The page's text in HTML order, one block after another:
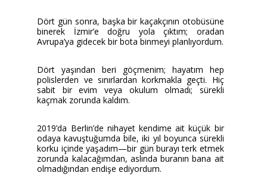
Dört gün sonra, başka bir kaçakçının otobüsüne
binerek İzmir’e doğru yola çıktım; oradan
Avrupa’ya gidecek bir bota binmeyi planlıyordum.
Dört yaşından beri göçmenim; hayatım hep
polislerden ve sınırlardan korkmakla geçti. Hiç
sabit bir evim veya okulum olmadı; sürekli
kaçmak zorunda kaldım.
2019’da Berlin’de nihayet kendime ait küçük bir
odaya kavuştuğumda bile, iki yıl boyunca sürekli
korku içinde yaşadım—bir gün burayı terk etmek
zorunda kalacağımdan, aslında buranın bana ait
olmadığından endişe ediyordum.